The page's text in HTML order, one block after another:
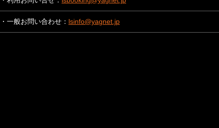
・一般お問い合わせ： lsinfo@yagnet.jp